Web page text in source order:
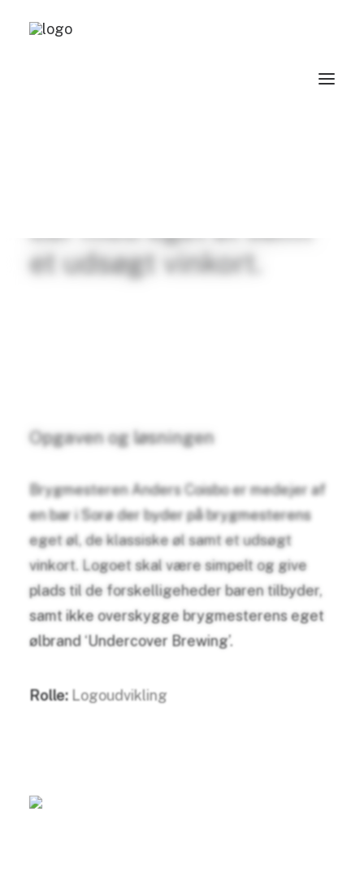
et udsøgt vinkort.
Opgaven og løsningen
Brygmesteren Anders Coisbo er medejer af
en bar i Sorø der byder på brygmesterens
eget øl, de klassiske øl samt et udsøgt
vinkort. Logoet skal være simpelt og give
plads til de forskelligeheder baren tilbyder,
samt ikke overskygge brygmesterens eget
ølbrand ‘Undercover Brewing’.
Rolle: Logoudvikling